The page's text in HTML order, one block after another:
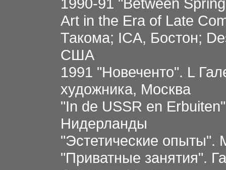
Art in the Era of Late
Такома; ICA, Бостон;
США
1991 "Новеченто". L
художника, Москва
"In de USSR en
Нидерланды
"Эстетические опыты".
"Пpиватные занятия".